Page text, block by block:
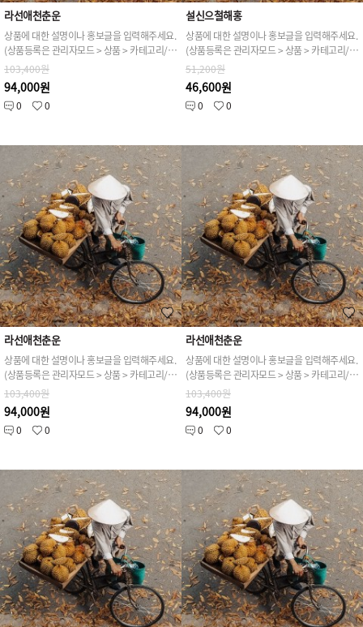
라선애천춘운
상품에 대한 설명이나 홍보글을 입력해주세요.
(상품등록은 관리자모드 > 상품 > 카테고리/상품관리 > 상품등록 가능)
103,400원
94,000원
0 0
설신으철해홍
상품에 대한 설명이나 홍보글을 입력해주세요.
(상품등록은 관리자모드 > 상품 > 카테고리/상품관리 > 상품등록 가능)
51,200원
46,600원
0 0
라선애천춘운
상품에 대한 설명이나 홍보글을 입력해주세요.
(상품등록은 관리자모드 > 상품 > 카테고리/상품관리 > 상품등록 가능)
103,400원
94,000원
0 0
라선애천춘운
상품에 대한 설명이나 홍보글을 입력해주세요.
(상품등록은 관리자모드 > 상품 > 카테고리/상품관리 > 상품등록 가능)
103,400원
94,000원
0 0